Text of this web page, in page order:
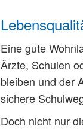
Eine gute
Ärzte, Schulen
bleiben und der
sichere
Doch nicht nur